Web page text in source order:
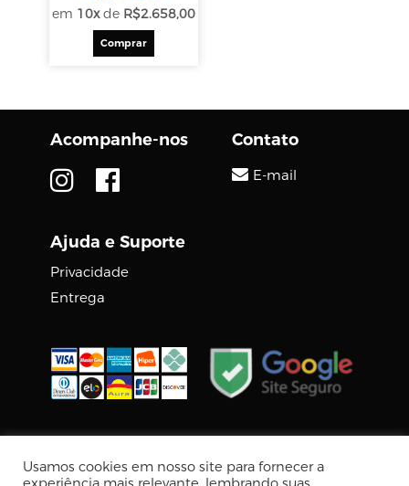
em 10xde R$2.658,00
Comprar
Acompanhe-nos
Ajuda e Suporte
Privacidade
Entrega
Contato
E-mail
Tecnologia Virtuaria
Usamos cookies em nosso site para fornecer a